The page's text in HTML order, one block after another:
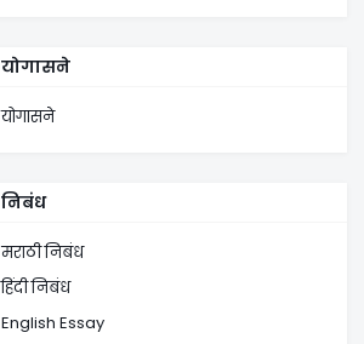
योगासने
योगासने
निबंध
मराठी निबंध
हिंदी निबंध
English Essay